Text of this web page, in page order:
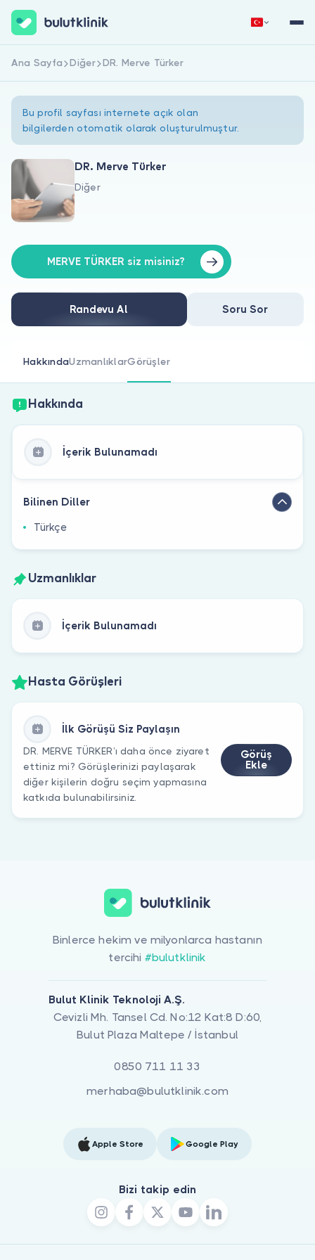
Hakkımızda
Doktorlar için
Doktor musunuz?
Hemen Kaydol
Ana Sayfa Diğer DR. Merve Türker
Bu profil sayfası internete açık olan
bilgilerden otomatik olarak oluşturulmuştur.
DR. Merve Türker
Diğer
MERVE TÜRKER siz misiniz?
Randevu Al Soru Sor
HakkındaUzmanlıklarGörüşler
Hakkında
İçerik Bulunamadı
Bilinen Diller
Türkçe
Uzmanlıklar
İçerik Bulunamadı
Hasta Görüşleri
İlk Görüşü Siz Paylaşın
DR. MERVE TÜRKER’ı daha önce ziyaret
ettiniz mi? Görüşlerinizi paylaşarak
diğer kişilerin doğru seçim yapmasına
katkıda bulunabilirsiniz.
Görüş
Ekle
Binlerce hekim ve milyonlarca hastanın
tercihi #bulutklinik
Bulut Klinik Teknoloji A.Ş.
Cevizli Mh. Tansel Cd. No:12 Kat:8 D:60,
Bulut Plaza Maltepe / İstanbul
0850 711 11 33
merhaba@bulutklinik.com
Apple Store Google Play
Bizi takip edin